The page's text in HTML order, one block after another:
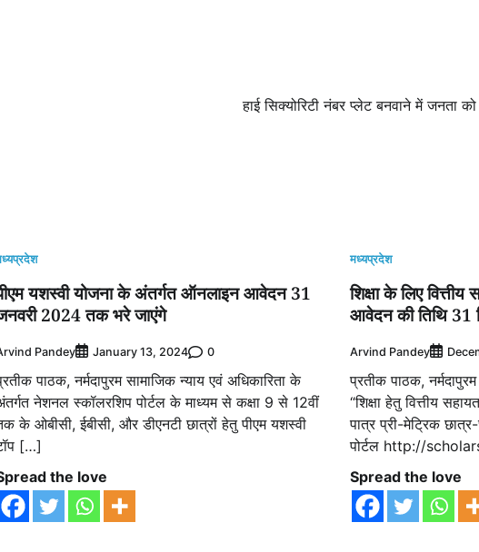
हाई सिक्योरिटी नंबर प्लेट बनवाने में जनता
यशस्वी योजना के अंतर्गत ऑनलाइन आवेदन 31
2024 तक भरे जाएंगे
Pandey January 13, 2024 0
पाठक, नर्मदापुरम सामाजिक न्याय एवं अधिकारिता के
नेशनल स्कॉलरशिप पोर्टल के माध्यम से कक्षा 9 से 12वीं
के ओबीसी, ईबीसी, और डीएनटी छात्रों हेतु पीएम यशस्वी
[…]
the love
मध्यप्रदेश
शिक्षा के लिए
आवेदन की तिथि 31
Arvind Pandey
प्रतीक पाठक,
“शिक्षा हेतु वित्तीय
पात्र प्री-मेट्रिक
पोर्टल http://
Spread the love